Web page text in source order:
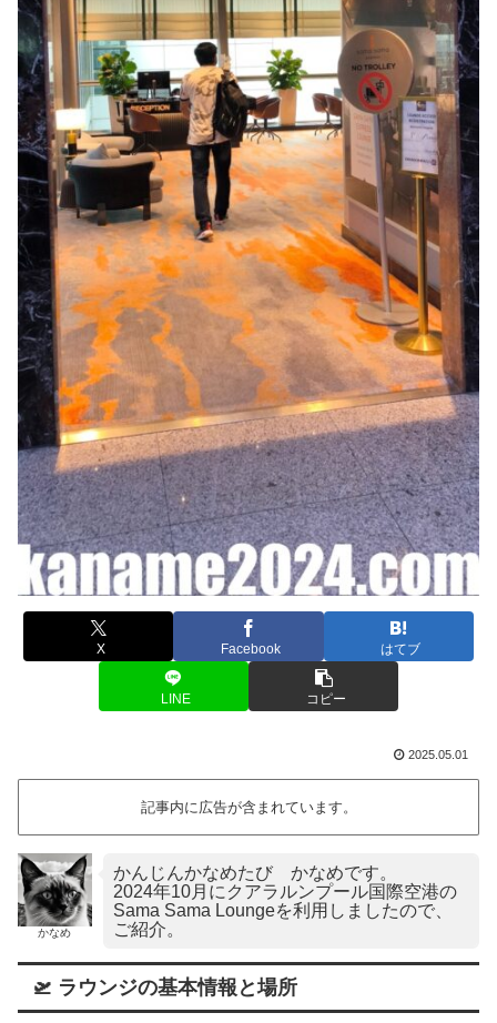
X Facebook はてブ
LINE コピー
2025.05.01
記事内に広告が含まれています。
かなめ
かんじんかなめたび かなめです。
2024年10月にクアラルンプール国際空港の
Sama Sama Loungeを利用しましたので、
ご紹介。
🛫 ラウンジの基本情報と場所